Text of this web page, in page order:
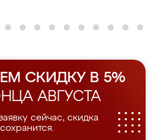
СКИДКУ В 5%
АВГУСТА
сейчас, скидка
сохранится.